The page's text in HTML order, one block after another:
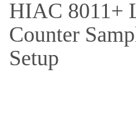
HIAC 8011+
Counter
Setup